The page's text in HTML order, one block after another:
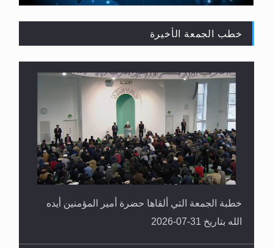
القرآن قاضٍ وحكمٌ على السنة ومهيمنٌ عليها.. ليس
العكس
خطب الجمعة الأخيرة
خطبة الجمعة التي ألقاها حضرة أمير المؤمنين أيده
الله بتاريخ 31-07-2026